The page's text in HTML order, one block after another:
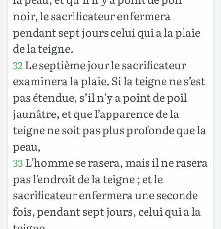
noir, le sacrificateur enfermera
pendant sept jours celui qui a la plaie
de la teigne.
32Le septième jour le sacrificateur
examinera la plaie. Si la teigne ne s’est
pas étendue, s’il n’y a point de poil
jaunâtre, et que l’apparence de la
teigne ne soit pas plus profonde que la
peau,
33 L’homme se rasera, mais il ne rasera
pas l’endroit de la teigne ; et le
sacrificateur enfermera une seconde
fois, pendant sept jours, celui qui a la